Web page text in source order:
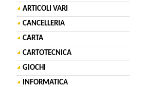
ARTICOLI VARI
CANCELLERIA
CARTA
CARTOTECNICA
GIOCHI
INFORMATICA